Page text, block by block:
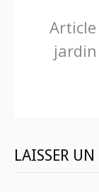
Lire
LAISSER